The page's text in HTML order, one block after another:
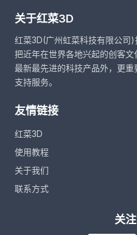
关于红菜3D
红菜3D(广州虹菜科技有限公司
把近年在世界各地兴起的创客
最新最先进的科技产品外，更
支持服务。
友情链接
红菜3D
使用教程
关于我们
联系方式
关